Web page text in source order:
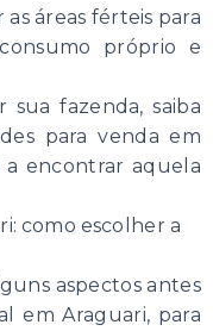
áreas férteis para
próprio e
fazenda, saiba
para venda em
encontrar aquela
como escolher a
aspectos antes
em Araguari, para